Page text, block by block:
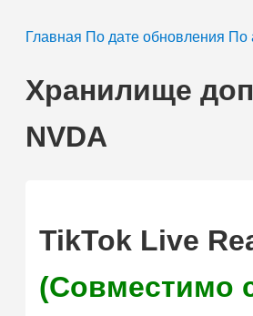
Главная По дате обновления По
Хранилище
NVDA
TikTok Live
(Совместимо